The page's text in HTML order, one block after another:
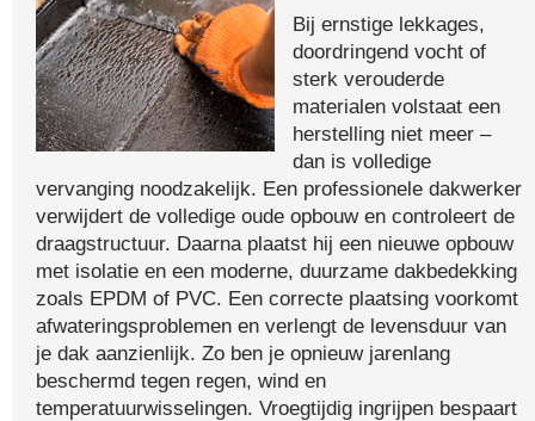
Bij ernstige lekkages,
doordringend vocht of
sterk verouderde
materialen volstaat een
herstelling niet meer –
dan is volledige
vervanging noodzakelijk. Een professionele dakwerker
verwijdert de volledige oude opbouw en controleert de
draagstructuur. Daarna plaatst hij een nieuwe opbouw
met isolatie en een moderne, duurzame dakbedekking
zoals EPDM of PVC. Een correcte plaatsing voorkomt
afwateringsproblemen en verlengt de levensduur van
je dak aanzienlijk. Zo ben je opnieuw jarenlang
beschermd tegen regen, wind en
temperatuurwisselingen. Vroegtijdig ingrijpen bespaart